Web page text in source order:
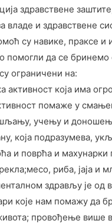
здравствене
владе и здравствене
су навике, праксе
помогли да се
ограничени на:
активност која има
помаже у
учењу и
која подразумева,
и поврћа и
риба, јаја и
здрављу је од
које нам помажу да
провођење више